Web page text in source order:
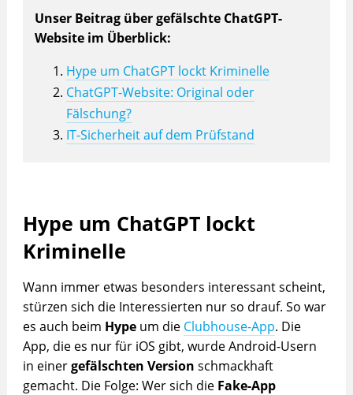
Unser Beitrag über gefälschte ChatGPT-
Website im Überblick:
Hype um ChatGPT lockt Kriminelle
ChatGPT-Website: Original oder
Fälschung?
IT-Sicherheit auf dem Prüfstand
Hype um ChatGPT lockt
Kriminelle
Wann immer etwas besonders interessant scheint,
stürzen sich die Interessierten nur so drauf. So war
es auch beim Hypeum die Clubhouse-App. Die
App, die es nur für iOS gibt, wurde Android-Usern
in einergefälschten Version schmackhaft
gemacht. Die Folge: Wer sich die Fake-App